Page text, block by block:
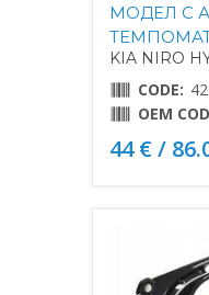
МОДЕЛ С
KIA NIRO
CODE:
OEM
44 € /